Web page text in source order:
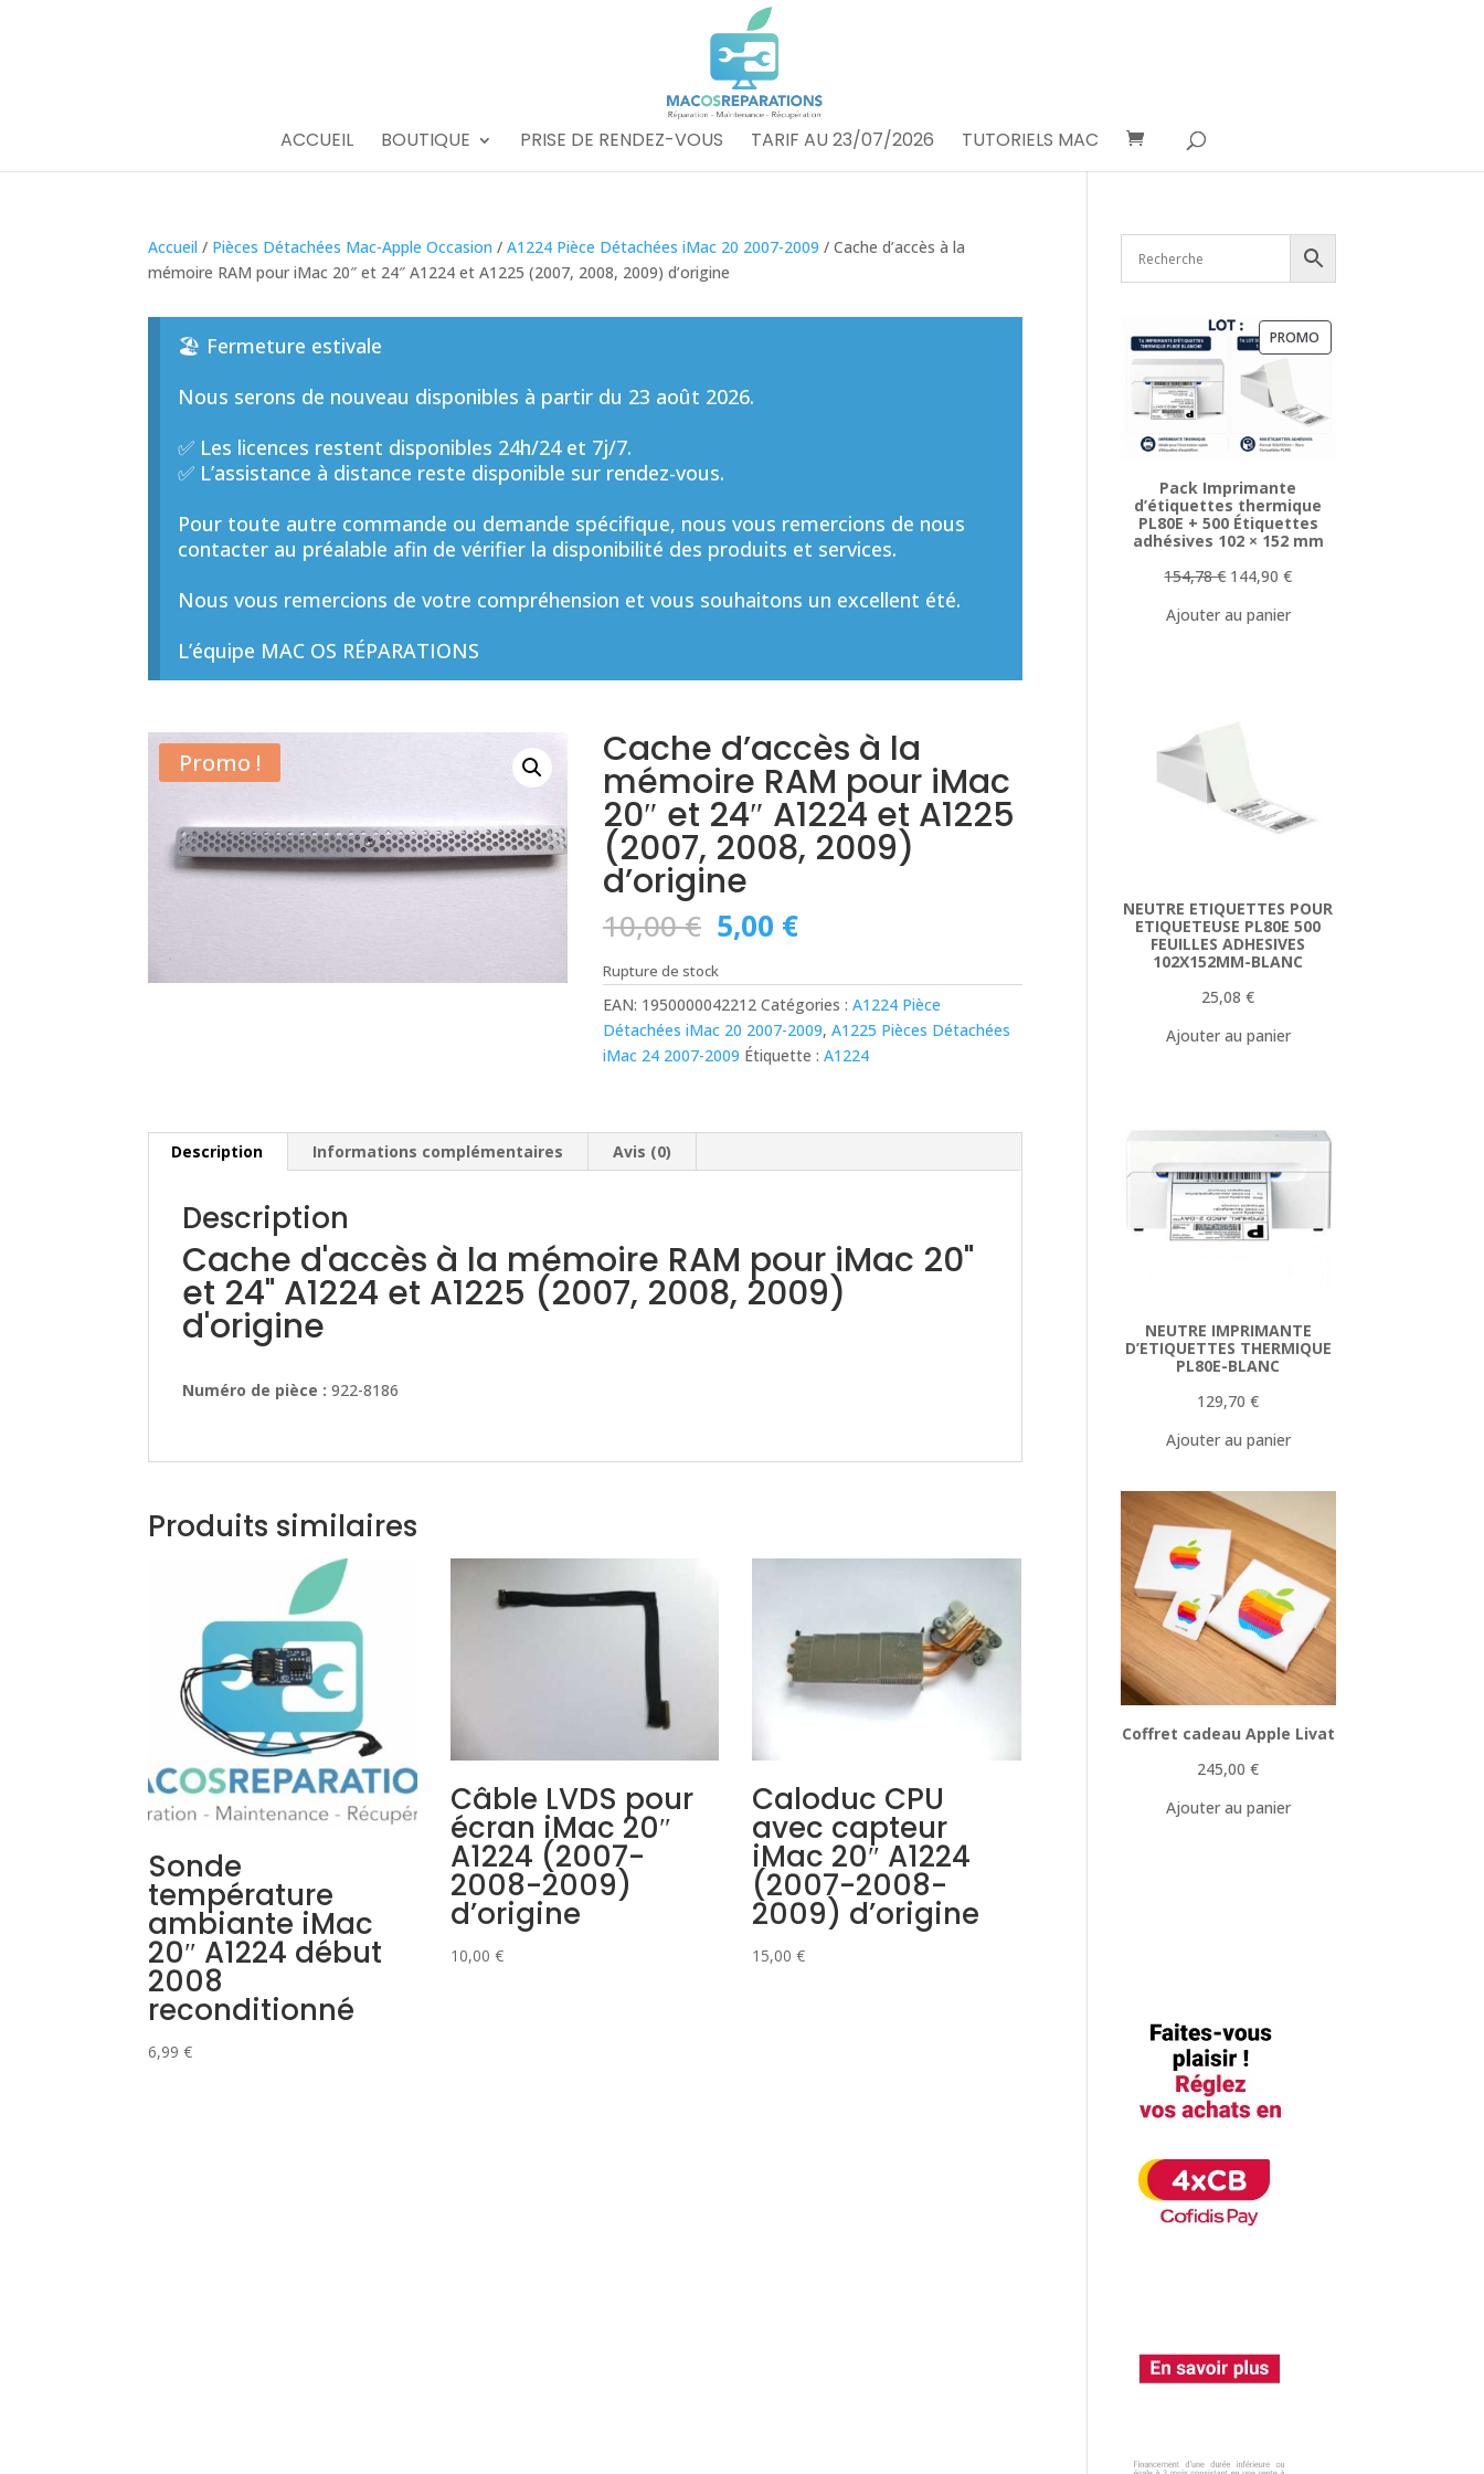
ACCUEIL BOUTIQUE PRISE DE RENDEZ-VOUS TARIF AU 23/07/2026 TUTORIELS MAC
Accueil / Pièces Détachées Mac-Apple Occasion /A1224 Pièce Détachées iMac 20 2007-2009 / Cache d’accès à la
mémoire RAM pour iMac 20″ et 24″ A1224 et A1225 (2007, 2008, 2009) d’origine
🏖️ Fermeture estivale
Nous serons de nouveau disponibles à partir du 23 août 2026.
✅ Les licences restent disponibles 24h/24 et 7j/7.
✅ L’assistance à distance reste disponible sur rendez-vous.
Pour toute autre commande ou demande spécifique, nous vous remercions de nous
contacter au préalable afin de vérifier la disponibilité des produits et services.
Nous vous remercions de votre compréhension et vous souhaitons un excellent été.
L’équipe MAC OS RÉPARATIONS
Promo ! Cache d’accès à la
mémoire RAM pour iMac
20″ et 24″ A1224 et A1225
(2007, 2008, 2009)
d’origine
10,00€ Le
prix
initial
était :
10,00 €.
5,00 €Le
actuel
est :
5,00 €.
Rupture de stock
EAN: 1950000042212 Catégories :A1224 Pièce
Détachées iMac 20 2007-2009,A1225 Pièces Détachées
iMac 24 2007-2009 Étiquette :A1224
Description Informations complémentaires Avis (0)
Description
Cache d'accès à la mémoire RAM pour iMac 20"
et 24" A1224 et A1225 (2007, 2008, 2009)
d'origine
Numéro de pièce : 922-8186
Produits similaires
Sonde
température
ambiante iMac
20″ A1224 début
2008
reconditionné
6,99€
Câble LVDS pour
écran iMac 20″
A1224 (2007-
2008-2009)
d’origine
10,00 €
Caloduc CPU
avec capteur
iMac 20″ A1224
(2007-2008-
2009) d’origine
15,00€
PROMO
Pack Imprimante
d’étiquettes thermique
PL80E + 500 Étiquettes
adhésives 102 × 152 mm
154,78€ Le
initial
144,90€Le
Ajouter au panier
NEUTRE ETIQUETTES POUR
ETIQUETEUSE PL80E 500
FEUILLES ADHESIVES
102X152MM-BLANC
25,08€
Ajouter au panier
NEUTRE IMPRIMANTE
D’ETIQUETTES THERMIQUE
PL80E-BLANC
129,70€
Ajouter au panier
Coffret cadeau Apple Livat
245,00€
Ajouter au panier